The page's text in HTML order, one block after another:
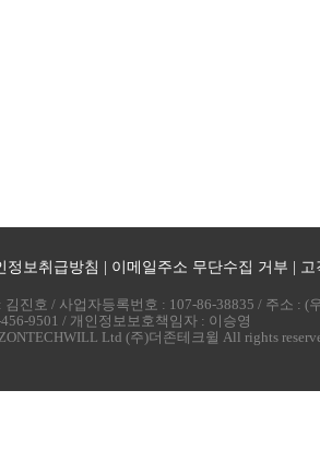
정보취급방침 이메일주소 무단수집 거부 고
진호 / 사업자등록번호 : 107-86-38835 / 주소 :
9501 / 개인정보보호책임자 : 이승영
Ltd (주)더존테크윌 All rights